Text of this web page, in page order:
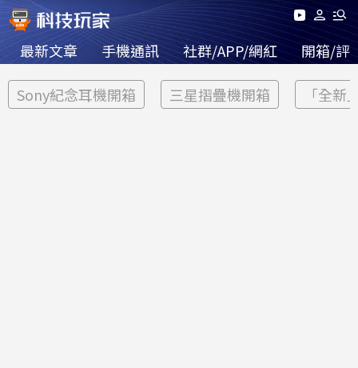
最新文章 手機通訊 社群/APP/網紅 開箱/評
Sony紀念耳機開箱 三星摺疊機開箱 「全新